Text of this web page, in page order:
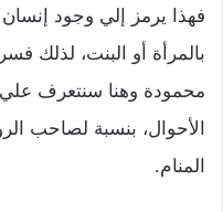
فهذا يرمز إلي وجود
بالمرأة أو البنت، لذلك
محمودة وهنا سنتعرف
الأحوال، بنسبة لصاحب
المنام.